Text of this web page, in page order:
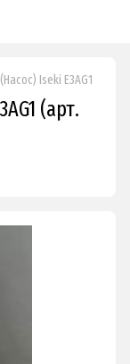
Iseki E3AG1
(арт.